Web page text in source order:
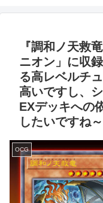
『調和ノ天救
ニオン」に収
る高レベルチ
高いですし、
EXデッキへの
したいですね
OCG